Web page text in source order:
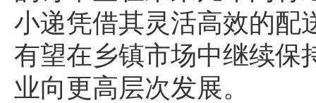
小递凭借其灵活高效的配
有望在乡镇市场中继续保
业向更高层次发展。